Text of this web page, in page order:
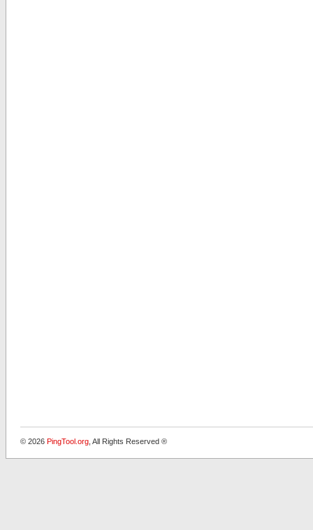
© 2026 PingTool.org , All Rights Reserved ®